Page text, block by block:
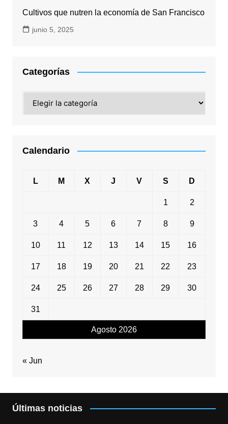
Cultivos que nutren la economía de San Francisco
junio 5, 2025
Categorías
Calendario
Agosto 2026
L M X J V S D
1 2
3 4 5 6 7 8 9
10 11 12 13 14 15 16
17 18 19 20 21 22 23
24 25 26 27 28 29 30
31
« Jun
Últimas noticias